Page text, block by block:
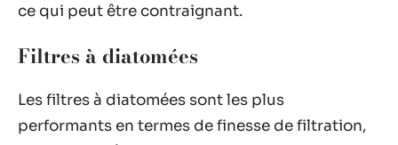
ce qui peut être contraignant.
Filtres à diatomées
Les filtres à diatomées sont les plus
performants en termes de finesse de filtration,